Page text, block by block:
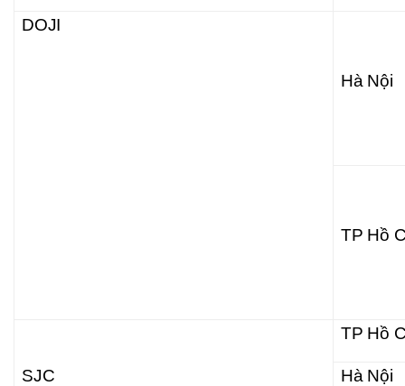
DOJI
Hà Nội
TP Hồ
SJC
TP Hồ
Hà Nội